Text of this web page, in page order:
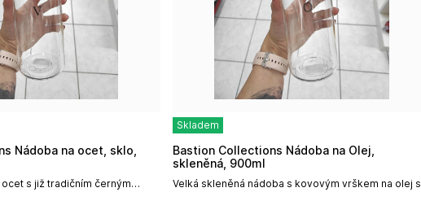
s již tradičním černým
Skladem
Velká skleněná nádoba s kovovým vrškem na olej s
Bastion Collections Nádoba na Olej,
skleněná, 900ml